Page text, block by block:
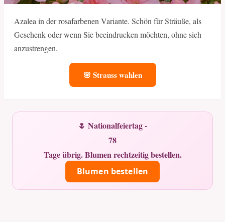
Azalea in der rosafarbenen Variante. Schön für Sträuße, als
Geschenk oder wenn Sie beeindrucken möchten, ohne sich
anzustrengen.
🌸 Strauss wahlen
🌷 Nationalfeiertag -
78
Tage übrig. Blumen rechtzeitig bestellen.
Blumen bestellen